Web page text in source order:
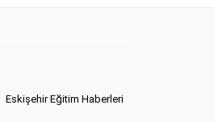
Eskişehir Eğitim Haberleri